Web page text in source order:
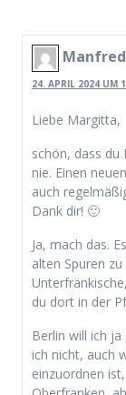
Manfred
24. APRIL 2024 UM
Liebe Margitta,
schön, dass du
nie. Einen
auch
Dank dir! 🙂
Ja, mach das.
alten Spuren
du dort in der
Berlin will ich
ich nicht, auch
einzuordnen